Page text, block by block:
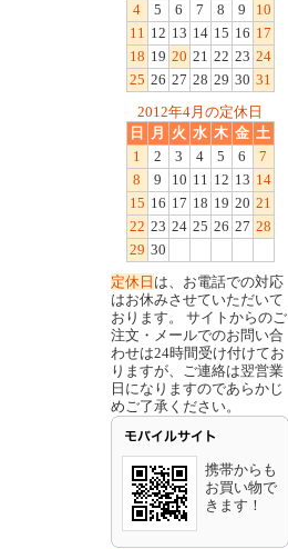
4
5 6 7 8 9
10
11 12 13 14 15 16 17
18 19 20 21 22 23 24
25 26 27 28 29 30 31
2012年4月の定休日
日
月 火 水 木 金 土
1
2 3 4 5 6
7
8
9 10 11 12 13 14
15 16 17 18 19 20 21
22 23 24 25 26 27 28
29 30
定休日 は、お電話での対応
はお休みさせていただいて
おります。 サイトからのご
注文・メールでのお問い合
わせは24時間受け付けてお
りますが、ご連絡は翌営業
日になりますのであらかじ
めご了承ください。
携帯からも
お買い物で
きます！